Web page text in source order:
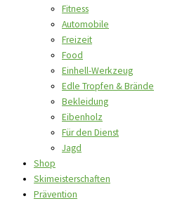
Fitness
Automobile
Freizeit
Food
Einhell-Werkzeug
Edle Tropfen & Brände
Bekleidung
Eibenholz
Für den Dienst
Jagd
Shop
Skimeisterschaften
Prävention